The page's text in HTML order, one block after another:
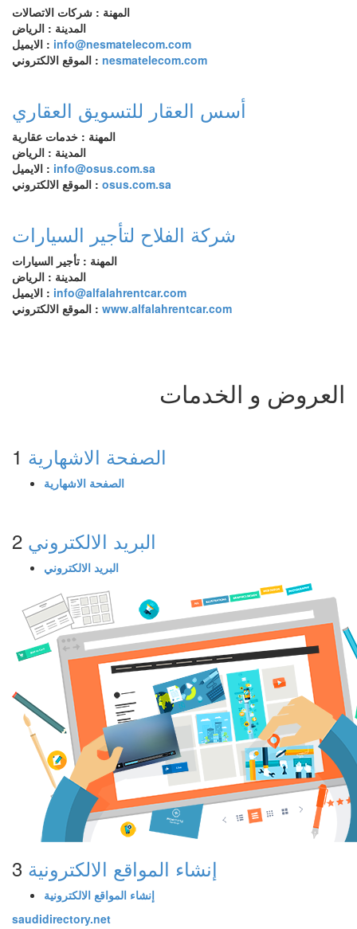
المهنة : شركات الاتصالات
المدينة : الرياض
الايميل : info@nesmatelecom.com
الموقع الالكتروني : nesmatelecom.com
أسس العقار للتسويق العقاري
المهنة : خدمات عقارية
المدينة : الرياض
الايميل : info@osus.com.sa
الموقع الالكتروني : osus.com.sa
شركة الفلاح لتأجير السيارات
المهنة : تأجير السيارات
المدينة : الرياض
الايميل : info@alfalahrentcar.com
الموقع الالكتروني : www.alfalahrentcar.com
العروض و الخدمات
1 الصفحة الاشهارية
الصفحة الاشهارية
2 البريد الالكتروني
البريد الالكتروني
3 إنشاء المواقع الالكترونية
إنشاء المواقع الالكترونية
saudidirectory.net